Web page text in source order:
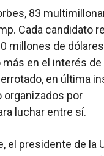
83
Cada candidato
millones de
en el interés de
en última
organizados por
luchar entre sí.
el presidente de la